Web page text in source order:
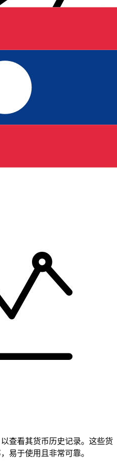
查看其货币历史记录。这些货
易于使用且非常可靠。